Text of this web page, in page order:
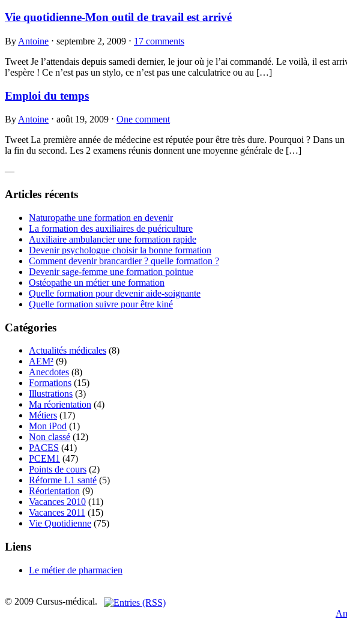
Vie quotidienne-Mon outil de travail est arrivé
By Antoine ⋅ septembre 2, 2009 ⋅ 17 comments
Tweet Je l’attendais depuis samedi dernier, le jour où je l’ai commandé. Le voilà, il est
l’espère ! Ce n’est pas un stylo, ce n’est pas une calculatrice ou au […]
Emploi du temps
ByAntoine ⋅ août 19, 2009 ⋅ One comment
Tweet La première année de médecine est réputée pour être très dure. Pourquoi ? Dans
la fin du second. Les 2 examens réunis donnent une moyenne générale de […]
—
Articles récents
Naturopathe une formation en devenir
La formation des auxiliaires de puériculture
Auxiliaire ambulancier une formation rapide
Devenir psychologue choisir la bonne formation
Comment devenir brancardier ? quelle formation ?
Devenir sage-femme une formation pointue
Ostéopathe un métier une formation
Quelle formation pour devenir aide-soignante
Quelle formation suivre pour être kiné
Catégories
Actualités médicales (8)
AEM² (9)
Anecdotes (8)
Formations (15)
Illustrations (3)
Ma réorientation (4)
Métiers (17)
Mon iPod (1)
Non classé (12)
PACES (41)
PCEM1 (47)
Points de cours (2)
Réforme L1 santé (5)
Réorientation (9)
Vacances 2010 (11)
Vacances 2011 (15)
Vie Quotidienne (75)
Liens
Le métier de pharmacien
© 2009 Cursus-médical.